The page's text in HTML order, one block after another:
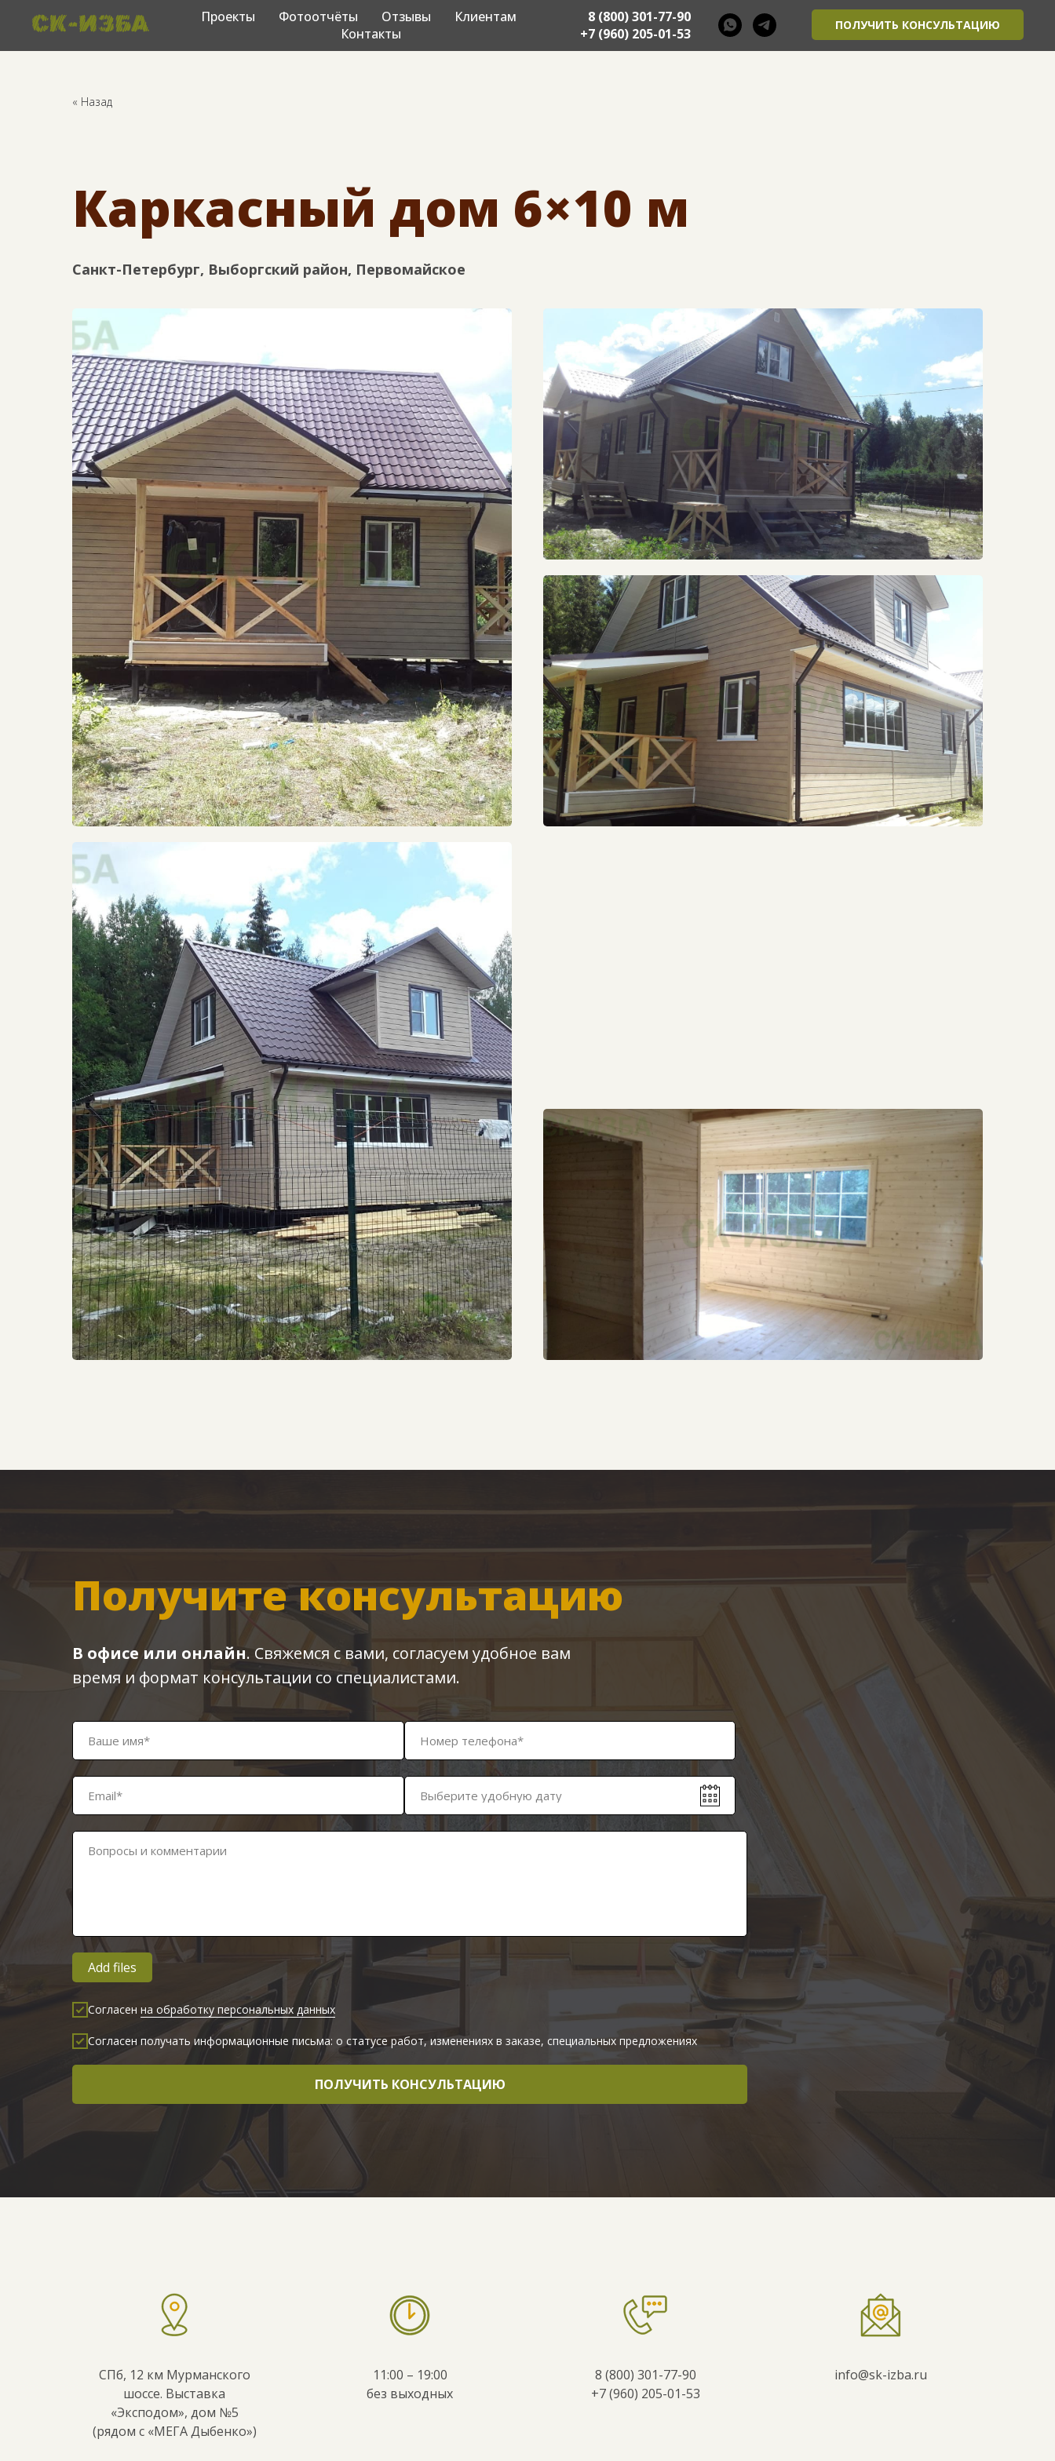
Проекты Фотоотчёты Отзывы
Клиентам
Контакты
8 (800) 301-77-90
+7 (960) 205-01-53
ПОЛУЧИТЬ КОНСУЛЬТАЦИЮ
« Назад
Каркасный дом 6×10 м
Санкт-Петербург, Выборгский район, Первомайское
Получите консультацию
В офисе или онлайн. Свяжемся с вами, согласуем удобное вам
время и формат консультации со специалистами.
Ваше имя* Номер телефона*
Email* Выберите удобную дату
Вопросы и комментарии
Add files
Согласен на обработку персональных данных
Согласен получать информационные письма: о статусе работ, изменениях в заказе, специальных предложениях
ПОЛУЧИТЬ КОНСУЛЬТАЦИЮ
СПб, 12 км Мурманского
шоссе. Выставка
«Эксподом», дом №5
(рядом с «МЕГА Дыбенко»)
11:00 – 19:00
без выходных
8 (800) 301-77-90
+7 (960) 205-01-53
info@sk-izba.ru